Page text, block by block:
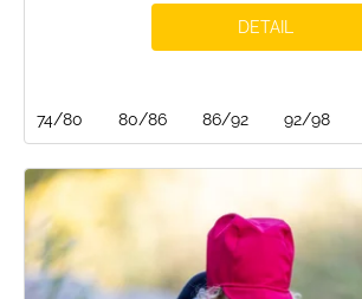
DETAIL
74/80 80/86 86/92 92/98